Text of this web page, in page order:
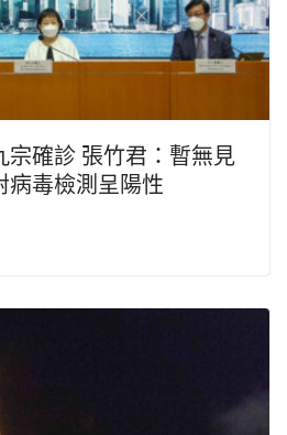
宗確診 張竹君：暫無見
病毒檢測呈陽性